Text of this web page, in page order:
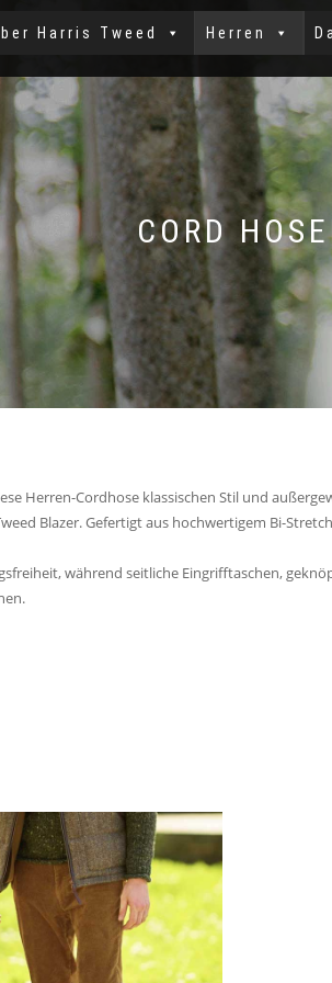
Harris Tweed Herren
CORD
Herren-Cordhose klassischen Stil und
Blazer. Gefertigt aus hochwertigem Bi-
während seitliche Eingrifftaschen,